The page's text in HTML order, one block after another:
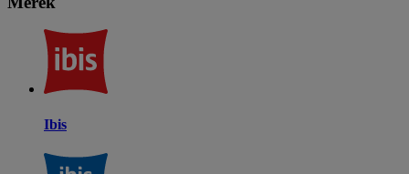
Ibis